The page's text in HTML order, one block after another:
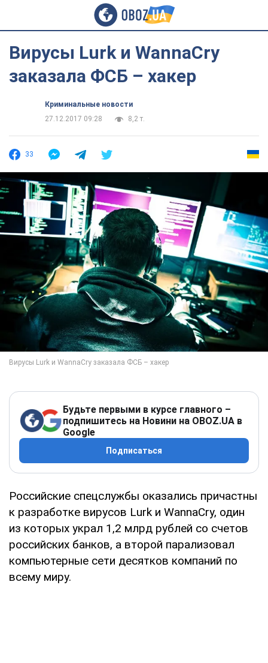
Вирусы Lurk и WannaCry
заказала ФСБ – хакер
Криминальные новости
27.12.2017 09:28
8,2 т.
33
Будьте первыми в курсе главного –
подпишитесь на Новини на OBOZ.UA в
Google
Подписаться
Российские спецслужбы оказались причастны
к разработке вирусов Lurk и WannaCry, один
из которых украл 1,2 млрд рублей со счетов
российских банков, а второй парализовал
компьютерные сети десятков компаний по
всему миру.